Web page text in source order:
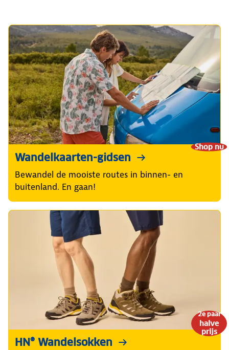
Shop nu
Wandelkaarten-gidsen
Bewandel de mooiste routes in binnen- en
buitenland. En gaan!
2e paar
halve
prijs
HN® Wandelsokken